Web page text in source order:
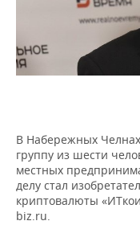
НЕФТЕХИМИЯ
НЕФТЬ
ОПК
РОЗНИЧНАЯ
ТРАНСПОРТ
НОВОСТИ
IT
НОВОСТИ
БИЗНЕС-БРАНЧИ
ONLINE-
ОТКРЫТАЯ ЛЕКЦИЯ
СПОРТ
ФУТБОЛ
ХОККЕЙ
БАСКЕТБОЛ
НОВОСТИ
ВЛАСТЬ
ИНФРАСТРУКТУРА
ФОТОГАЛЕРЕЯ
СЮЖЕТЫ
СПРАВОЧНИК
В Набережных
группу из шести
местных
делу стал
криптовалюты
biz.ru.